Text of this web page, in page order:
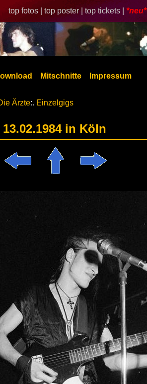
top fotos | top poster | top tickets | *neu*
Mitschnitte Impressum
Ärzte:. Einzelgigs
in Köln